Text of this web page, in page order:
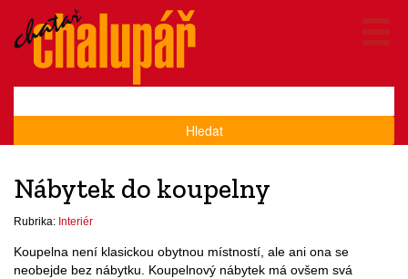
Hledat
Nábytek do koupelny
Rubrika: Interiér
Koupelna není klasickou obytnou místností, ale ani ona se
neobejde bez nábytku. Koupelnový nábytek má ovšem svá